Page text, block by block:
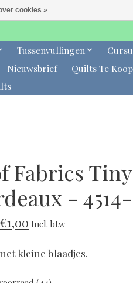
Tussenvullingen
Nieuwsbrief
Quilts Te Koop
Fabrics
- 4514-
€1,00 Incl. btw
kleine blaadjes.
cookies »